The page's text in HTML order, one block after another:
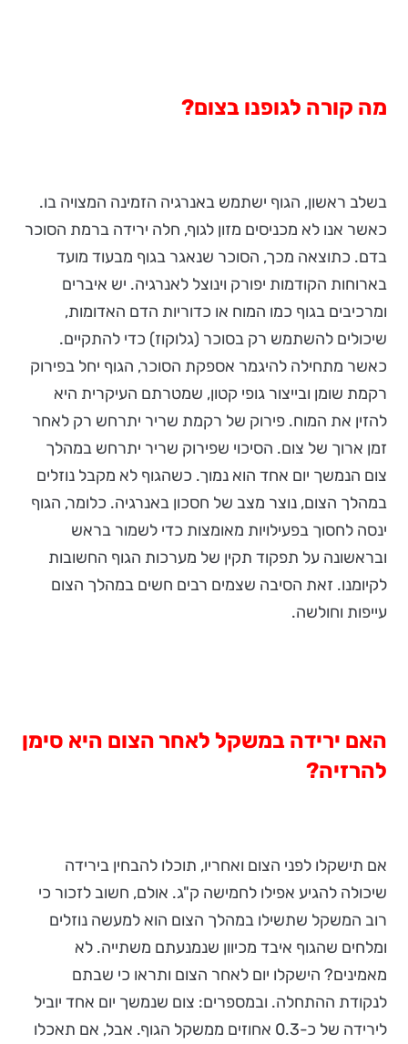
מה קורה לגופנו בצום?
בשלב ראשון, הגוף ישתמש באנרגיה הזמינה המצויה בו.
כאשר אנו לא מכניסים מזון לגוף, חלה ירידה ברמת הסוכר
בדם. כתוצאה מכך, הסוכר שנאגר בגוף מבעוד מועד
בארוחות הקודמות יפורק וינוצל לאנרגיה. יש איברים
ומרכיבים בגוף כמו המוח או כדוריות הדם האדומות,
שיכולים להשתמש רק בסוכר (גלוקוז) כדי להתקיים.
כאשר מתחילה להיגמר אספקת הסוכר, הגוף יחל בפירוק
רקמת שומן ובייצור גופי קטון, שמטרתם העיקרית היא
להזין את המוח. פירוק של רקמת שריר יתרחש רק לאחר
זמן ארוך של צום. הסיכוי שפירוק שריר יתרחש במהלך
צום הנמשך יום אחד הוא נמוך. כשהגוף לא מקבל נוזלים
במהלך הצום, נוצר מצב של חסכון באנרגיה. כלומר, הגוף
ינסה לחסוך בפעילויות מאומצות כדי לשמור בראש
ובראשונה על תפקוד תקין של מערכות הגוף החשובות
לקיומנו. זאת הסיבה שצמים רבים חשים במהלך הצום
עייפות וחולשה.
האם ירידה במשקל לאחר הצום היא סימן
להרזיה?
אם תישקלו לפני הצום ואחריו, תוכלו להבחין בירידה
שיכולה להגיע אפילו לחמישה ק"ג. אולם, חשוב לזכור כי
רוב המשקל שתשילו במהלך הצום הוא למעשה נוזלים
ומלחים שהגוף איבד מכיוון שנמנעתם משתייה. לא
מאמינים? הישקלו יום לאחר הצום ותראו כי שבתם
לנקודת ההתחלה. ובמספרים: צום שנמשך יום אחד יוביל
לירידה של כ-0.3 אחוזים ממשקל הגוף. אבל, אם תאכלו